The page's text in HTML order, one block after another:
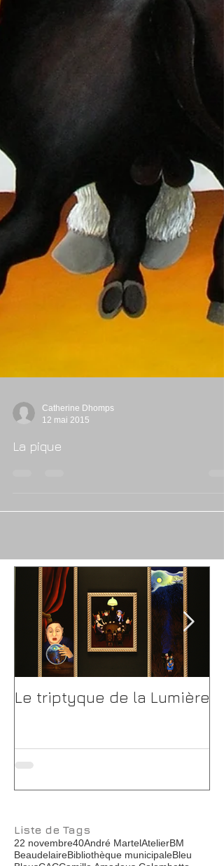
Le triptyque de la Lumière